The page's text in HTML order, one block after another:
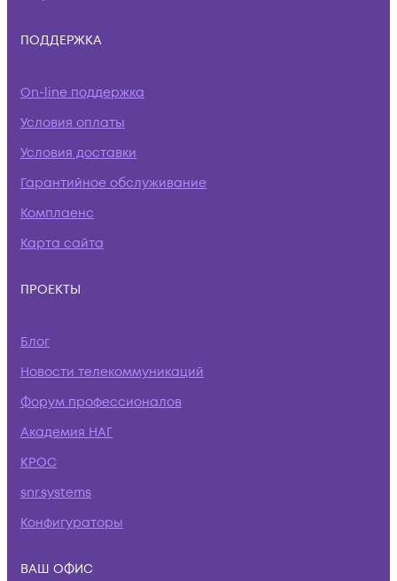
ПОДДЕРЖКА
On-line поддержка
Условия оплаты
Условия доставки
Гарантийное обслуживание
Комплаенс
Карта сайта
ПРОЕКТЫ
Блог
Новости телекоммуникаций
Форум профессионалов
Академия НАГ
КРОС
snr.systems
Конфигураторы
ВАШ ОФИС